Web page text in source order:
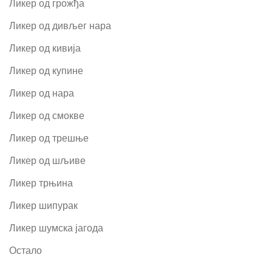
Ликер од грожђа
Ликер од дивљег нара
Ликер од кивија
Ликер од купине
Ликер од нара
Ликер од смокве
Ликер од трешње
Ликер од шљиве
Ликер трњина
Ликер шипурак
Ликер шумска јагода
Остало